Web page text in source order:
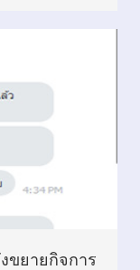
ขยายกิจการ